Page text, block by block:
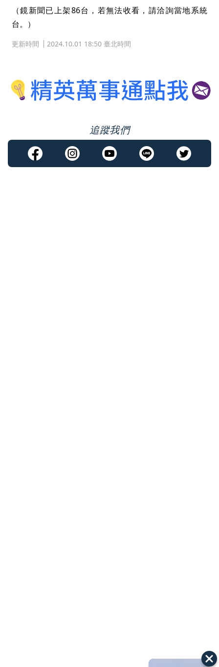
（鏡新聞已上架86台，若無法收看，請洽詢當地系統
台。）
更新時間 2024.10.01 18:50 臺北時間
追蹤我們